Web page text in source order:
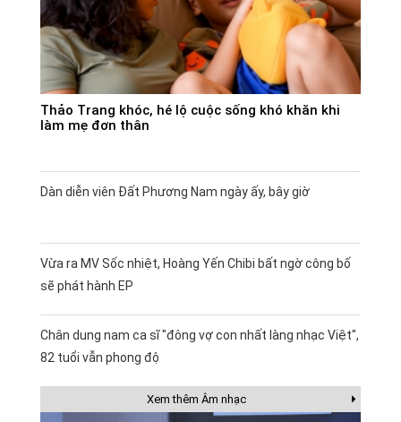
Thảo Trang khóc, hé lộ cuộc sống khó khăn khi
làm mẹ đơn thân
Dàn diễn viên Đất Phương Nam ngày ấy, bây giờ
Vừa ra MV Sốc nhiệt, Hoàng Yến Chibi bất ngờ công bố
sẽ phát hành EP
Chân dung nam ca sĩ "đông vợ con nhất làng nhạc Việt",
82 tuổi vẫn phong độ
Xem thêm Âm nhạc